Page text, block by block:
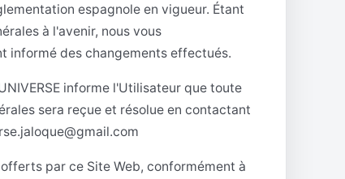
espagnole en vigueur. Étant
à l'avenir, nous vous
informé des changements effectués.
informe l'Utilisateur que toute
sera reçue et résolue en contactant
par ce Site Web, conformément à